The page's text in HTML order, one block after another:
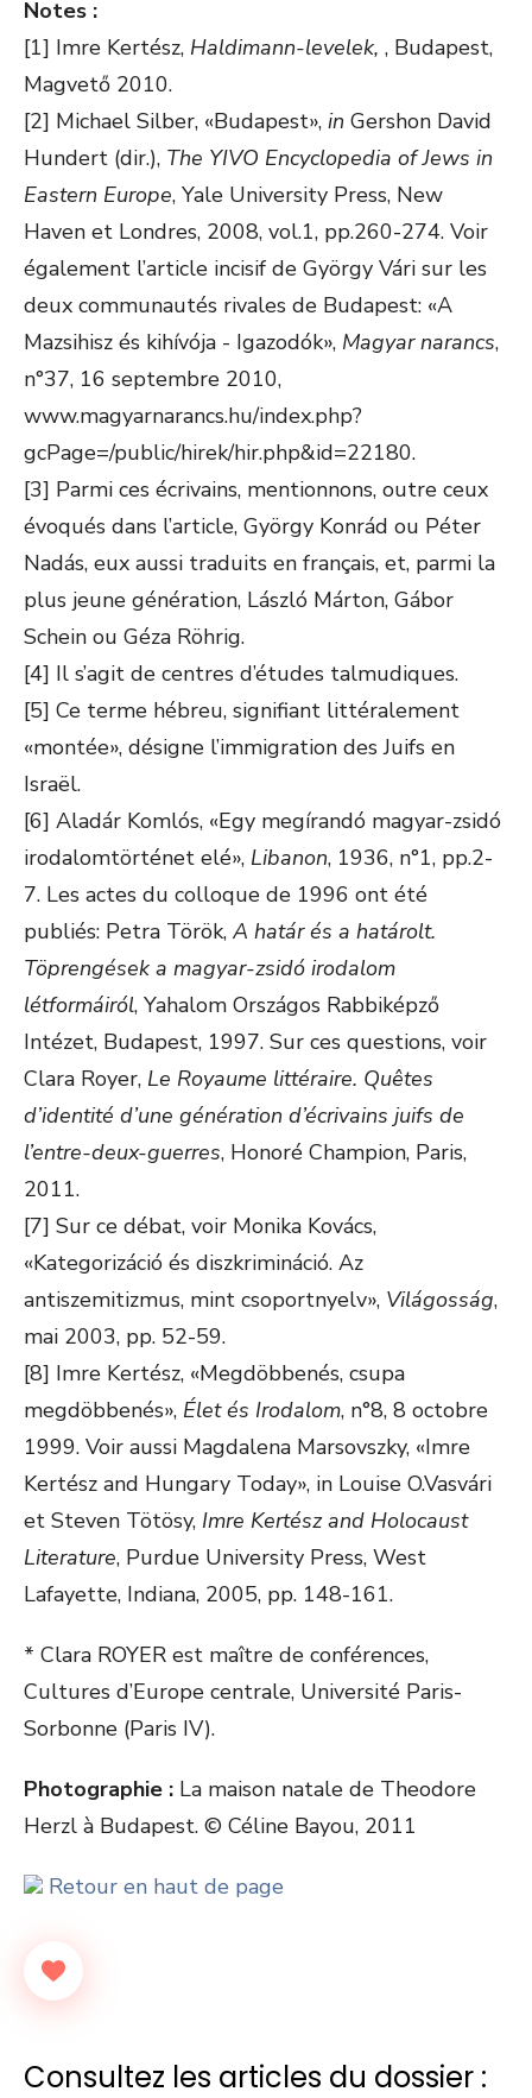
Notes :
[1] Imre Kertész, Haldimann-levelek, , Budapest,
Magvető 2010.
[2] Michael Silber, «Budapest», in Gershon David
Hundert (dir.), The YIVO Encyclopedia of Jews in
Eastern Europe, Yale University Press, New
Haven et Londres, 2008, vol.1, pp.260-274. Voir
également l’article incisif de György Vári sur les
deux communautés rivales de Budapest: «A
Mazsihisz és kihívója - Igazodók», Magyar narancs,
n°37, 16 septembre 2010,
www.magyarnarancs.hu/index.php?
gcPage=/public/hirek/hir.php&id=22180.
[3] Parmi ces écrivains, mentionnons, outre ceux
évoqués dans l’article, György Konrád ou Péter
Nadás, eux aussi traduits en français, et, parmi la
plus jeune génération, László Márton, Gábor
Schein ou Géza Röhrig.
[4] Il s’agit de centres d’études talmudiques.
[5] Ce terme hébreu, signifiant littéralement
«montée», désigne l’immigration des Juifs en
Israël.
[6] Aladár Komlós, «Egy megírandó magyar-zsidó
irodalomtörténet elé», Libanon, 1936, n°1, pp.2-
7. Les actes du colloque de 1996 ont été
publiés: Petra Török, A határ és a határolt.
Töprengések a magyar-zsidó irodalom
létformáiról, Yahalom Országos Rabbiképző
Intézet, Budapest, 1997. Sur ces questions, voir
Clara Royer, Le Royaume littéraire. Quêtes
d’identité d’une génération d’écrivains juifs de
l’entre-deux-guerres, Honoré Champion, Paris,
2011.
[7] Sur ce débat, voir Monika Kovács,
«Kategorizáció és diszkrimináció. Az
antiszemitizmus, mint csoportnyelv», Világosság,
mai 2003, pp. 52-59.
[8] Imre Kertész, «Megdöbbenés, csupa
megdöbbenés», Élet és Irodalom, n°8, 8 octobre
1999. Voir aussi Magdalena Marsovszky, «Imre
Kertész and Hungary Today», in Louise O.Vasvári
et Steven Tötösy, Imre Kertész and Holocaust
Literature, Purdue University Press, West
Lafayette, Indiana, 2005, pp. 148-161.
* Clara ROYER est maître de conférences,
Cultures d’Europe centrale, Université Paris-
Sorbonne (Paris IV).
Photographie : La maison natale de Theodore
Herzl à Budapest. © Céline Bayou, 2011
Retour en haut de page
Consultez les articles du dossier :